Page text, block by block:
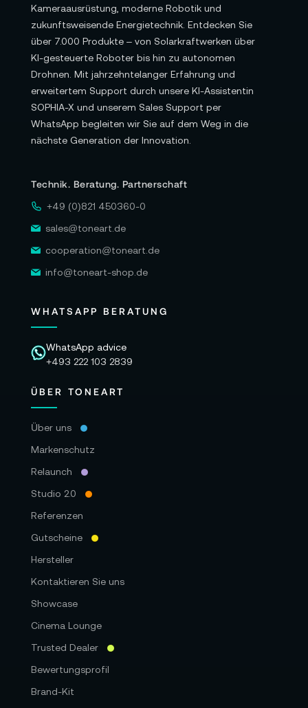
Kameraausrüstung, moderne Robotik und
zukunftsweisende Energietechnik. Entdecken Sie
über 7.000 Produkte – von Solarkraftwerken über
KI-gesteuerte Roboter bis hin zu autonomen
Drohnen. Mit jahrzehntelanger Erfahrung und
erweitertem Support durch unsere KI-Assistentin
SOPHIA-X und unserem Sales Support per
WhatsApp begleiten wir Sie auf dem Weg in die
nächste Generation der Innovation.
Technik. Beratung. Partnerschaft
+49 (0)821 450360-0
sales@toneart.de
cooperation@toneart.de
info@toneart-shop.de
WHATSAPP BERATUNG
WhatsApp advice
+493 222 103 2839
ÜBER TONEART
Über uns
Markenschutz
Relaunch
Studio 2.0
Referenzen
Gutscheine
Hersteller
Kontaktieren Sie uns
Showcase
Cinema Lounge
Trusted Dealer
Bewertungsprofil
Brand-Kit